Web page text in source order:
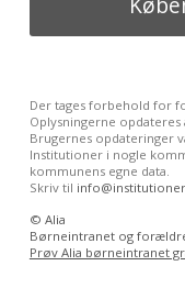
Der tages forbehold for
Oplysningerne
Brugernes opdateringer
Institutioner i nogle
kommunens egne data.
Skriv til
© Alia
Børneintranet og
Prøv Alia børneintranet